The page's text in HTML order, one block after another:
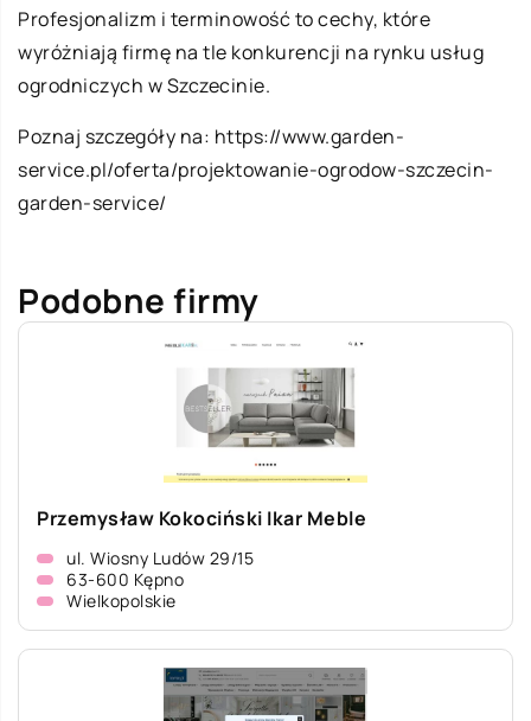
Profesjonalizm i terminowość to cechy, które
wyróżniają firmę na tle konkurencji na rynku usług
ogrodniczych w Szczecinie.
Poznaj szczegóły na: https://www.garden-
service.pl/oferta/projektowanie-ogrodow-szczecin-
garden-service/
Podobne firmy
Przemysław Kokociński Ikar Meble
ul. Wiosny Ludów 29/15
63-600 Kępno
Wielkopolskie